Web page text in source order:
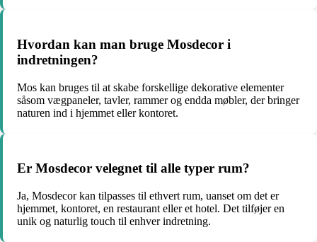
Hvordan kan man bruge Mosdecor i
indretningen?
Mos kan bruges til at skabe forskellige dekorative elementer
såsom vægpaneler, tavler, rammer og endda møbler, der bringer
naturen ind i hjemmet eller kontoret.
Er Mosdecor velegnet til alle typer rum?
Ja, Mosdecor kan tilpasses til ethvert rum, uanset om det er
hjemmet, kontoret, en restaurant eller et hotel. Det tilføjer en
unik og naturlig touch til enhver indretning.